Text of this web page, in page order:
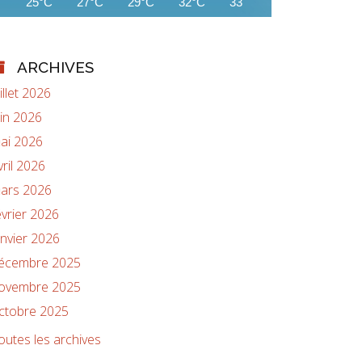
ARCHIVES
2026
2026
2026
2026
2026
2026
2026
2025
2025
2025
les archives